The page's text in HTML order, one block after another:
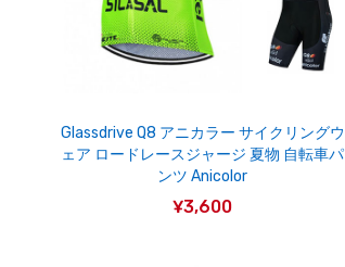
Glassdrive Q8 アニカラー サイクリングウ
ェア ロードレースジャージ 夏物 自転車パ
ンツ Anicolor
¥3,600